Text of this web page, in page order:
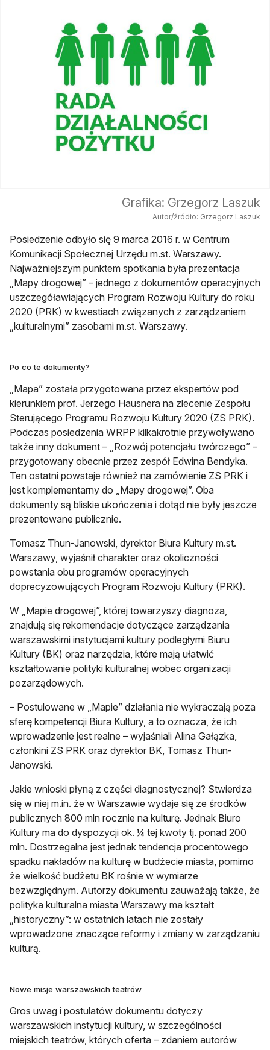
Grafika: Grzegorz Laszuk
Autor/źródło: Grzegorz Laszuk
Posiedzenie odbyło się 9 marca 2016 r. w Centrum
Komunikacji Społecznej Urzędu m.st. Warszawy.
Najważniejszym punktem spotkania była prezentacja
„Mapy drogowej” – jednego z dokumentów operacyjnych
uszczegóławiających Program Rozwoju Kultury do roku
2020 (PRK) w kwestiach związanych z zarządzaniem
„kulturalnymi” zasobami m.st. Warszawy.
Po co te dokumenty?
„Mapa” została przygotowana przez ekspertów pod
kierunkiem prof. Jerzego Hausnera na zlecenie Zespołu
Sterującego Programu Rozwoju Kultury 2020 (ZS PRK).
Podczas posiedzenia WRPP kilkakrotnie przywoływano
także inny dokument – „Rozwój potencjału twórczego” –
przygotowany obecnie przez zespół Edwina Bendyka.
Ten ostatni powstaje również na zamówienie ZS PRK i
jest komplementarny do „Mapy drogowej”. Oba
dokumenty są bliskie ukończenia i dotąd nie były jeszcze
prezentowane publicznie.
Tomasz Thun-Janowski, dyrektor Biura Kultury m.st.
Warszawy, wyjaśnił charakter oraz okoliczności
powstania obu programów operacyjnych
doprecyzowujących Program Rozwoju Kultury (PRK).
W „Mapie drogowej”, której towarzyszy diagnoza,
znajdują się rekomendacje dotyczące zarządzania
warszawskimi instytucjami kultury podległymi Biuru
Kultury (BK) oraz narzędzia, które mają ułatwić
kształtowanie polityki kulturalnej wobec organizacji
pozarządowych.
– Postulowane w „Mapie” działania nie wykraczają poza
sferę kompetencji Biura Kultury, a to oznacza, że ich
wprowadzenie jest realne – wyjaśniali Alina Gałązka,
członkini ZS PRK oraz dyrektor BK, Tomasz Thun-
Janowski.
Jakie wnioski płyną z części diagnostycznej? Stwierdza
się w niej m.in. że w Warszawie wydaje się ze środków
publicznych 800 mln rocznie na kulturę. Jednak Biuro
Kultury ma do dyspozycji ok. ¼ tej kwoty tj. ponad 200
mln. Dostrzegalna jest jednak tendencja procentowego
spadku nakładów na kulturę w budżecie miasta, pomimo
że wielkość budżetu BK rośnie w wymiarze
bezwzględnym. Autorzy dokumentu zauważają także, że
polityka kulturalna miasta Warszawy ma kształt
„historyczny”: w ostatnich latach nie zostały
wprowadzone znaczące reformy i zmiany w zarządzaniu
kulturą.
Nowe misje warszawskich teatrów
Gros uwag i postulatów dokumentu dotyczy
warszawskich instytucji kultury, w szczególności
miejskich teatrów, których oferta – zdaniem autorów